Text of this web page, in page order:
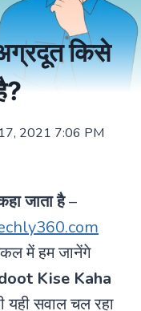
किसे
2021 7:06 PM
जाता है–
में हम जानेंगे
Kise Kaha
सवाल चल रहा